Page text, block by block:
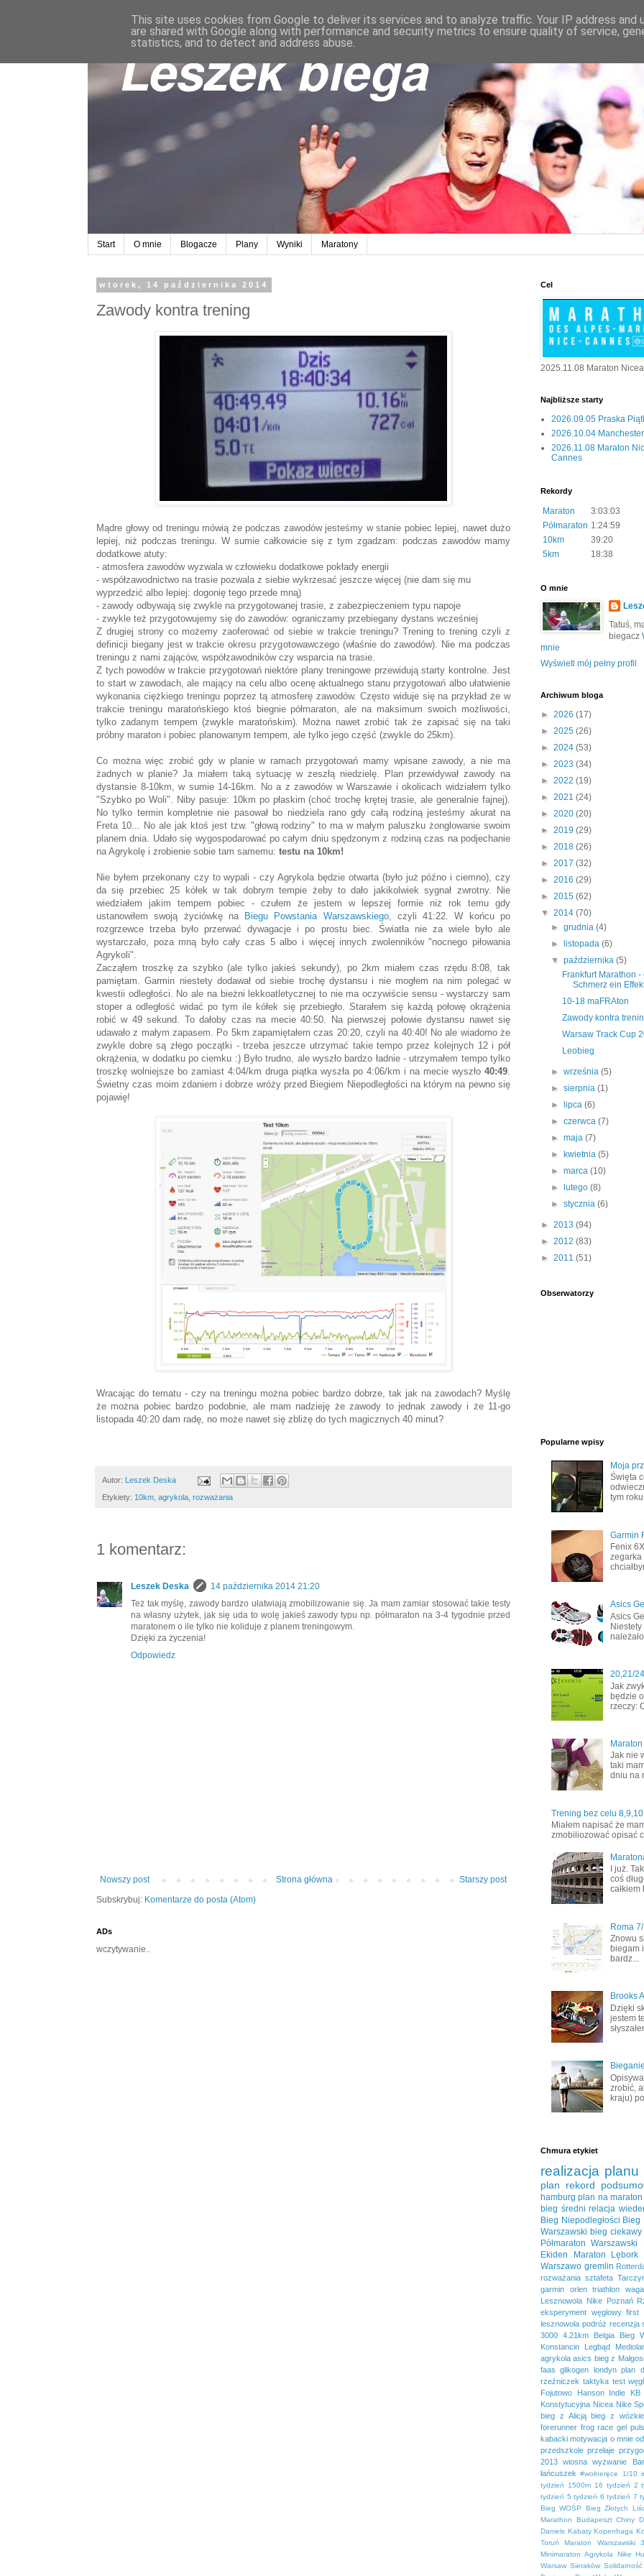
Start O mnie Blogacze Plany Wyniki Maratony
wtorek, 14 października 2014
Zawody kontra trening
Mądre głowy od treningu mówią że podczas zawodów jesteśmy w stanie pobiec lepiej, nawet dużo
lepiej, niż podczas treningu. W sumie całkowicie się z tym zgadzam: podczas zawodów mamy
dodatkowe atuty:
- atmosfera zawodów wyzwala w człowieku dodatkowe pokłady energii
- współzawodnictwo na trasie pozwala z siebie wykrzesać jeszcze więcej (nie dam się mu
wyprzedzić albo lepiej: dogonię tego przede mną)
- zawody odbywają się zwykle na przygotowanej trasie, z zabezpieczeniem typu napoje
- zwykle też przygotowujemy się do zawodów: ograniczamy przebiegany dystans wcześniej
Z drugiej strony co możemy zaoferować od siebie w trakcie treningu? Trening to trening czyli z
definicji biegany jest w trakcie okresu przygotowawczego (właśnie do zawodów). Nie ma podczas
treningu z nami zająców, współzawodników czy wsparcia na trasie.
Z tych powodów w trakcie przygotowań niektóre plany treningowe przewidują starty kontrolne. Jest
to start w zawodach, ale mający na celu albo ocenę aktualnego stanu przygotowań albo ułatwienie
wykonania ciężkiego treningu poprzez tą atmosferę zawodów. Często widuje się na przykład że w
trakcie treningu maratońskiego ktoś biegnie półmaraton, ale na maksimum swoich możliwości,
tylko zadanym tempem (zwykle maratońskim). Można nawet zrobić tak że zapisać się na taki
próbny maraton i pobiec planowanym tempem, ale tylko jego część (zwykle do 25km).
Co można więc zrobić gdy w planie w ramach przygotowań mamy wpisane zawody, a nie ma
żadnych w planie? Ja miałem taką sytuację w zeszłą niedzielę. Plan przewidywał zawody na
dystansie 8-10km, w sumie 14-16km. No a z zawodów w Warszawie i okolicach widziałem tylko
"Szybko po Woli". Niby pasuje: 10km po płaskim (choć trochę krętej trasie, ale generalnie fajnej).
No tylko termin kompletnie nie pasował bo niedziela rano gdy całą rodziną jesteśmy akurat na
Freta 10... No ale jak ktoś jest tzw. "głową rodziny" to ma w małym paluszku żonglowanie swoim
planem dnia. Udało się wygospodarować po całym dniu spędzonym z rodziną czas na podjechanie
na Agrykolę i zrobienie sobie tam samemu: testu na 10km!
Nie byłem przekonany czy to wypali - czy Agrykola będzie otwarta (było już późno i ciemno), czy
da się przebiec 25 kółek w tak dobrym tempie żeby to dało jakikolwiek sygnał zwrotny. Nie
wiedziałem jakim tempem pobiec - czułem że jestem w lepszej formie niż rok temu gdy
ustanowiłem swoją życiówkę na Biegu Powstania Warszawskiego, czyli 41:22. W końcu po
rozgrzewce trzeba było przerwać dywagacje i po prostu biec. Światła nie za wiele było ale
wystarczało, poza mną było cały czas 5 albo i więcej innych zwolenników "nocnego piłowania
Agrykoli".
Zacząłem troszkę za szybko (ale tylko jakieś sekundy), po 2km miałem czas rzędu 8:08, tak
pamiętam. Garmin niestety dodawał od siebie trochę dystansu i nie mogłem na nim polegać w
kwestii odległości. No ale na bieżni lekkoatletycznej to nie ma oczywiście sensu - wystarczy sam
stoper a odległość widać po tym ile kółek się przebiegło. Starałem się każdą połowę okrążenia
robić w 49 sekund. To dałoby czas na mecie 40:50. Na pierwszej połowie dystansu nawet się
udawało z małym zapasem. Po 5km zapamiętałem czas 20:20, czyli na 40:40! No ale wiadomo że
zwykle dobre są złego początki - trzeba jeszcze utrzymać takie tempo przez kolejnych 12 i pół
okrążenia, w dodatku po ciemku :) Było trudno, ale wyszło bardzo ładnie - utrzymałem tempo tylko
troszkę wolniejsze bo zamiast 4:04/km druga piątka wyszła po 4:06/km i na mecie wyszło 40:49.
Świetny czas moim zdaniem i dobrze wróży przed Biegiem Niepodległości na którym na pewno się
pojawię!
Wracając do tematu - czy na treningu można pobiec bardzo dobrze, tak jak na zawodach? Myślę
że można pobiec bardzo podobnie, ale mam nadzieję że zawody to jednak zawody i że 11-go
listopada 40:20 dam radę, no może nawet się zbliżę do tych magicznych 40 minut?
Autor: Leszek Deska
Etykiety: 10km, agrykola, rozważania
1 komentarz:
Leszek Deska
14 października 2014 21:20
Też tak myślę, zawody bardzo ułatwiają zmobilizowanie się. Ja mam zamiar stosować takie testy
na własny użytek, jak się uda to wolę jakieś zawody typu np. półmaraton na 3-4 tygodnie przed
maratonem o ile tylko nie koliduje z planem treningowym.
Dzięki za życzenia!
Odpowiedz
Nowszy post Starszy post
Strona główna
Subskrybuj: Komentarze do posta (Atom)
ADs
wczytywanie..
Cel
2025.11.08 Maraton
Najbliższe starty
2026.09.05 Praska
2026.10.04
2026.11.08 Maraton
Cannes
Rekordy
Maraton
3:03:03
Półmaraton 1:24:59
10km
39:20
5km
18:38
O mnie
Tatuś,
biegacz
mnie
Wyświetl mój pełny profil
Archiwum bloga
► 2026 (17)
► 2025 (26)
► 2024 (53)
► 2023 (34)
► 2022 (19)
► 2021 (24)
► 2020 (20)
► 2019 (29)
► 2018 (26)
► 2017 (32)
► 2016 (29)
► 2015 (62)
▼ 2014 (70)
►grudnia(4)
►
listopada(6)
▼października(5)
Frankfurt Marathon -
Schmerz ein
10-18 maFRAton
Zawody kontra
Warsaw Track Cup
Leobieg
►września(5)
►sierpnia(1)
►
lipca(6)
►czerwca(7)
►maja(7)
►
kwietnia(5)
►marca(10)
►
lutego(8)
►stycznia(6)
► 2013 (94)
► 2012 (83)
► 2011 (51)
Obserwatorzy
Popularne wpisy
Moja
Święta
tym
Garmin
Fenix
zegarka
Asics
Asics
20,21/
Jak
będzie
rzeczy:
Jak nie
taki
dniu na
Trening bez celu
Miałem napisać że
zmobiliozować opisać
I już.
coś
całkiem
Roma
Znowu
biegam
bardz...
Brooks
Dzięki
jestem
zrobić,
kraju)
Chmura etykiet
realizacja planu
plan
rekord
hamburg plan na maraton
bieg średni relacja
Bieg Niepodległości Bieg
Warszawski bieg ciekawy
Półmaraton Warszawski
Ekiden
Maraton Lębork
Warszawo gremlin
rozważania sztafeta
garmin
orlen triathlon waga
Lesznowola Nike Poznań
eksperyment węglowy first
lesznowola podróż recenzja
3000 4.21km Belgia Bieg
Konstancin
Legbąd
agrykola asics bieg z
faas
glikogen londyn plan
rzeźniczek taktyka test
Fojutowo
Hanson Indie KB
Konstytucyjna Nicea Nike
bieg z Alicją bieg z
forerunner frog race gel
kabacki motywacja o mnie
przedszkole przełaje
2013
wiosna wyzwanie
łańcuszek #wolneręce 1/10
tydzień
1500m 16 tydzień 2
tydzień 5 tydzień 6 tydzień 7
Bieg WOŚP
Bieg Złotych
Marathon
Budapeszt Chiny
Daniels Kabaty Kopenhaga
Toruń
Maraton Warszawski
Minimaraton Agrykola
Nike
Warsaw Sieraków Solidarność
This site uses cookies from Google to deliver its services and to analyze traffic. Your IP address and
are shared with Google along with performance and security metrics to ensure quality of service,
statistics, and to detect and address abuse.